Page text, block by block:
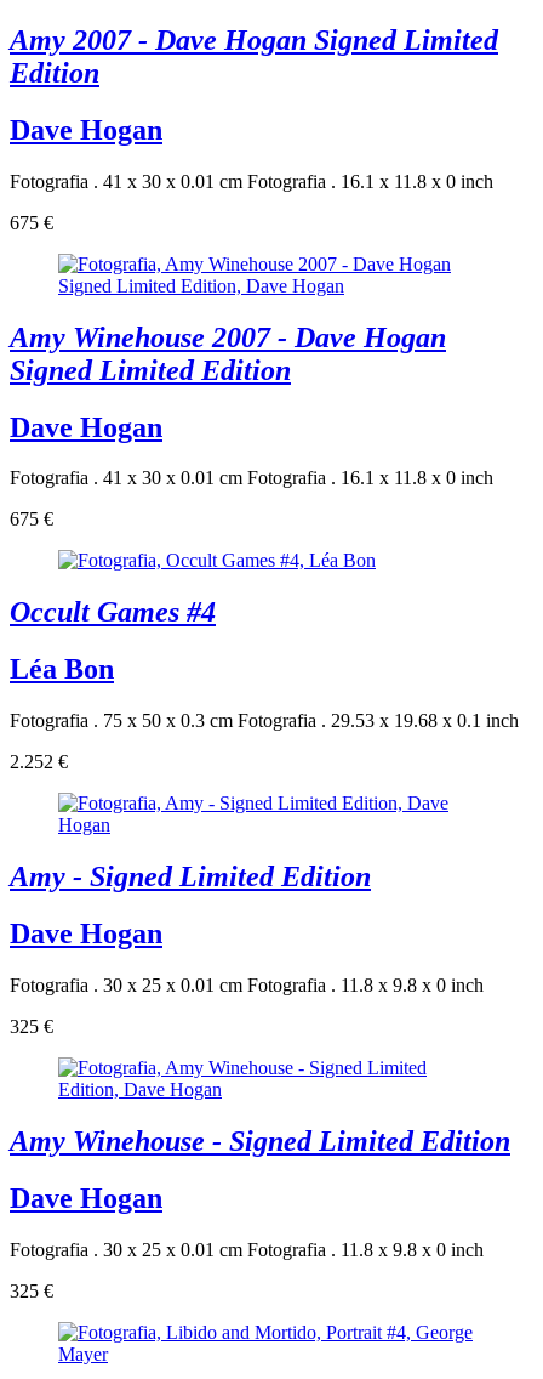
Amy 2007 - Dave Hogan Signed Limited
Edition
Dave Hogan
Fotografia . 41 x 30 x 0.01 cm Fotografia . 16.1 x 11.8 x 0 inch
675 €
Amy Winehouse 2007 - Dave Hogan
Signed Limited Edition
Dave Hogan
Fotografia . 41 x 30 x 0.01 cm Fotografia . 16.1 x 11.8 x 0 inch
675 €
Occult Games #4
Léa Bon
Fotografia . 75 x 50 x 0.3 cm Fotografia . 29.53 x 19.68 x 0.1 inch
2.252 €
Amy - Signed Limited Edition
Dave Hogan
Fotografia . 30 x 25 x 0.01 cm Fotografia . 11.8 x 9.8 x 0 inch
325 €
Amy Winehouse - Signed Limited Edition
Dave Hogan
Fotografia . 30 x 25 x 0.01 cm Fotografia . 11.8 x 9.8 x 0 inch
325 €